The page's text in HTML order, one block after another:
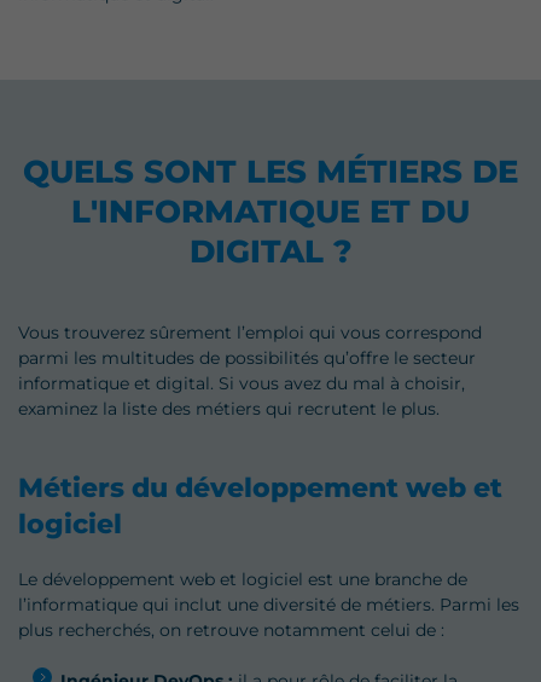
QUELS SONT LES MÉTIERS DE
L'INFORMATIQUE ET DU
DIGITAL ?
Vous trouverez sûrement l’emploi qui vous correspond
parmi les multitudes de possibilités qu’offre le secteur
informatique et digital. Si vous avez du mal à choisir,
examinez la liste des métiers qui recrutent le plus.
Métiers du développement web et
logiciel
Le développement web et logiciel est une branche de
l’informatique qui inclut une diversité de métiers. Parmi les
plus recherchés, on retrouve notamment celui de :